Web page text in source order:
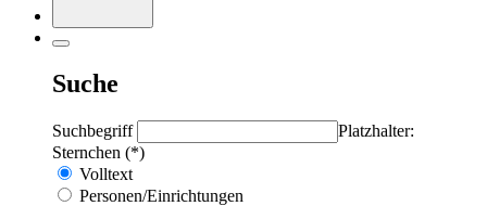
Suche
Suchbegriff
Platzhalter:
Sternchen (*)
Volltext
Personen/Einrichtungen